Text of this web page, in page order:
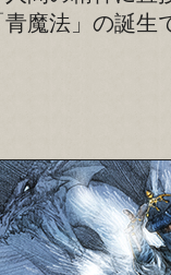
魔法」の誕生